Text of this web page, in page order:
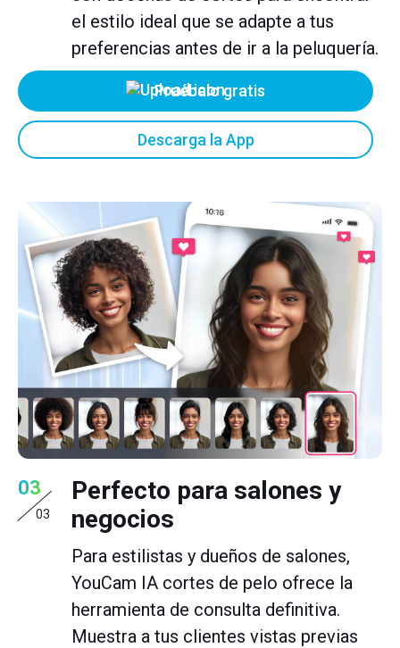
el estilo ideal que se adapte a tus
preferencias antes de ir a la peluquería.
Pruébalo gratis
Descarga la App
03
03
Perfecto para salones y
negocios
Para estilistas y dueños de salones,
YouCam IA cortes de pelo ofrece la
herramienta de consulta definitiva.
Muestra a tus clientes vistas previas